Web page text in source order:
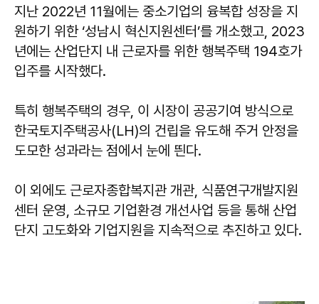
지난 2022년 11월에는 중소기업의 융복합 성장을 지
원하기 위한 ‘성남시 혁신지원센터’를 개소했고, 2023
년에는 산업단지 내 근로자를 위한 행복주택 194호가
입주를 시작했다.
특히 행복주택의 경우, 이 시장이 공공기여 방식으로
한국토지주택공사(LH)의 건립을 유도해 주거 안정을
도모한 성과라는 점에서 눈에 띈다.
이 외에도 근로자종합복지관 개관, 식품연구개발지원
센터 운영, 소규모 기업환경 개선사업 등을 통해 산업
단지 고도화와 기업지원을 지속적으로 추진하고 있다.